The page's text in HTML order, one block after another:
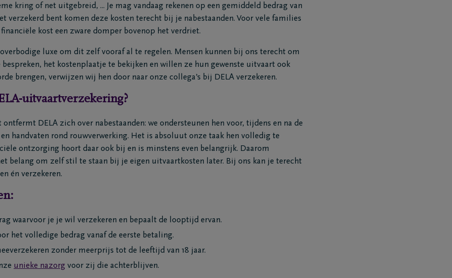
kring of net uitgebreid, ... Je mag vandaag rekenen op een gemiddeld bedrag van
verzekerd bent komen deze kosten terecht bij je nabestaanden. Voor vele families
kost een zware domper bovenop het verdriet.
luxe om dit zelf vooraf al te regelen. Mensen kunnen bij ons terecht om
het kostenplaatje te bekijken en willen ze hun gewenste uitvaart ook
brengen, verwijzen wij hen door naar onze collega’s bij DELA verzekeren.
uitvaartverzekering?
DELA zich over nabestaanden: we ondersteunen hen voor, tijdens en na de
handvaten rond rouwverwerking. Het is absoluut onze taak hen volledig te
ontzorging hoort daar ook bij en is minstens even belangrijk. Daarom
belang om zelf stil te staan bij je eigen uitvaartkosten later. Bij ons kan je terecht
én verzekeren.
waarvoor je je wil verzekeren en bepaalt de looptijd ervan.
het volledige bedrag vanaf de eerste betaling.
zonder meerprijs tot de leeftijd van 18 jaar.
unieke nazorg voor zij die achterblijven.